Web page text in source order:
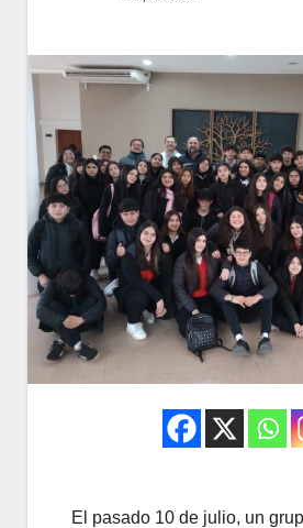
El pasado 10 de julio, un